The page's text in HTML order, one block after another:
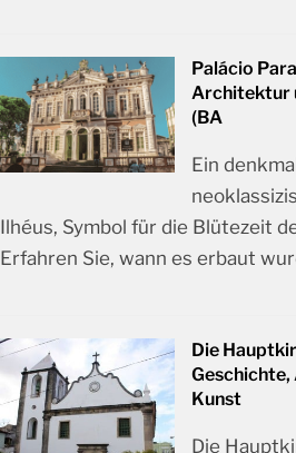
Palácio
Architektur
(BA
Ein
Ilhéus, Symbol für die Blütezeit
Erfahren Sie, wann es erbaut
Die
Kunst
Die